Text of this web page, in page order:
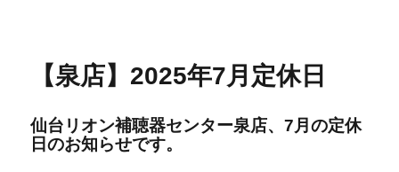
【泉店】2025年7月定休日
仙台リオン補聴器センター泉店、7月の定休
日のお知らせです。